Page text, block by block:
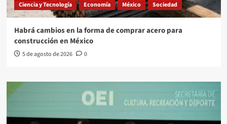
Ciencia y Tecnología Economía México Sociedad
Habrá cambios en la forma de comprar acero para
construcción en México
5 de agosto de 2026 0